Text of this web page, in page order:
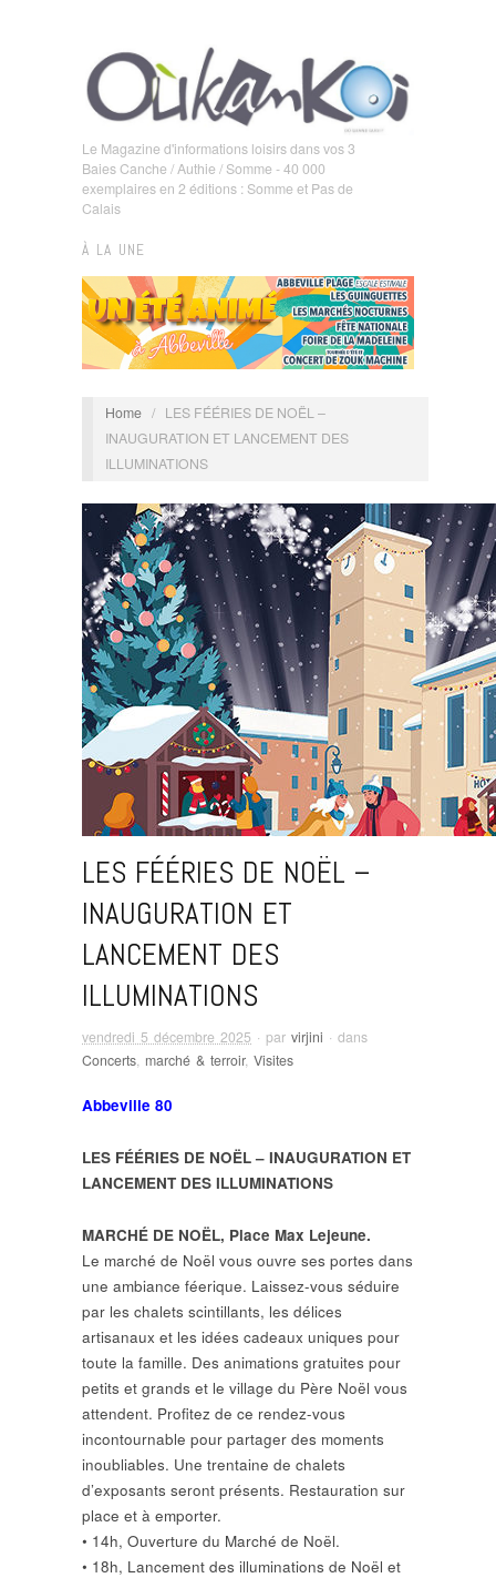
Le Magazine d'informations loisirs dans vos 3
Baies Canche / Authie / Somme - 40 000
exemplaires en 2 éditions : Somme et Pas de
Calais
À LA UNE
Home / LES FÉÉRIES DE NOËL –
INAUGURATION ET LANCEMENT DES
ILLUMINATIONS
LES FÉÉRIES DE NOËL –
INAUGURATION ET
LANCEMENT DES
ILLUMINATIONS
vendredi 5 décembre 2025 · par virjini · dans
Concerts, marché & terroir, Visites
Abbeville 80
LES FÉÉRIES DE NOËL – INAUGURATION ET
LANCEMENT DES ILLUMINATIONS
MARCHÉ DE NOËL, Place Max Lejeune.
Le marché de Noël vous ouvre ses portes dans
une ambiance féerique. Laissez-vous séduire
par les chalets scintillants, les délices
artisanaux et les idées cadeaux uniques pour
toute la famille. Des animations gratuites pour
petits et grands et le village du Père Noël vous
attendent. Profitez de ce rendez-vous
incontournable pour partager des moments
inoubliables. Une trentaine de chalets
d’exposants seront présents. Restauration sur
place et à emporter.
• 14h, Ouverture du Marché de Noël.
• 18h, Lancement des illuminations de Noël et